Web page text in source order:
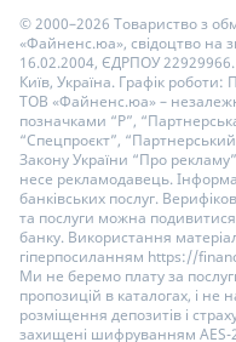
© 2000–2026 Товариство з
«Файненс.юа», свідоцтво на
16.02.2004, ЄДРПОУ
Київ, Україна. Графік
ТОВ «Файненс.юа» –
позначками “Р”,
“Спецпроєкт”,
Закону України “Про
несе рекламодавець.
банківських послуг.
та послуги можна подивитися
банку. Використання
гіперпосиланням https://
Ми не беремо плату за
пропозицій в каталогах, і не
розміщення депозитів і
захищені шифруванням AES-